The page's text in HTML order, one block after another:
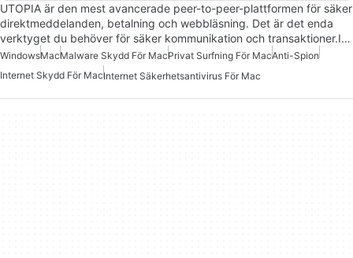
UTOPIA är den mest avancerade peer-to-peer-plattformen för säker
direktmeddelanden, betalning och webbläsning. Det är det enda
verktyget du behöver för säker kommunikation och transaktioner.I…
WindowsMacMalware Skydd För MacPrivat Surfning För MacAnti-Spion
Internet Skydd För MacInternet Säkerhetsantivirus För Mac